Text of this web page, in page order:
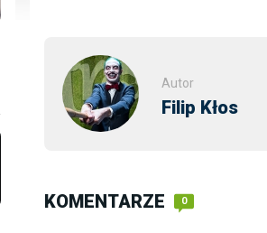
Autor
Filip Kłos
KOMENTARZE 0